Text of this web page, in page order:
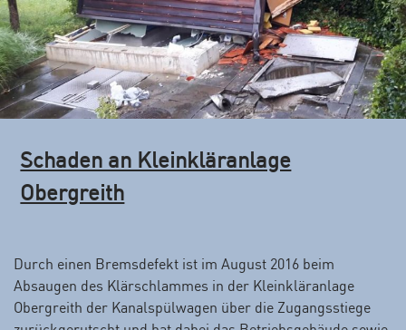
i
g
e
F
r
e
d
w
a
e
r
e
Schaden an Kleinkläranlage
Obergreith
Durch einen Bremsdefekt ist im August 2016 beim
Absaugen des Klärschlammes in der Kleinkläranlage
Obergreith der Kanalspülwagen über die Zugangsstiege